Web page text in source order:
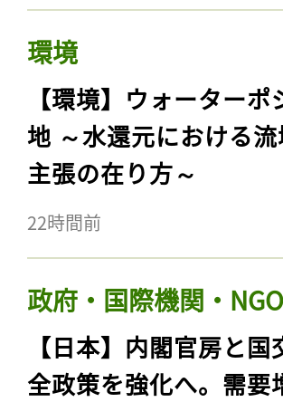
環境
【環境】ウォーター
地 ～水還元における
主張の在り方～
22時間前
政府・国際機関・NGO
【日本】内閣官房と
全政策を強化へ。需要